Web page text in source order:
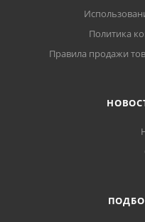
Политика
Правила продажи